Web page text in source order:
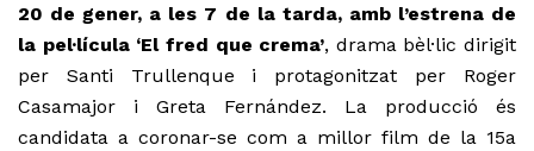
20 de gener, a les 7 de la tarda, amb l’estrena de
la pel·lícula ‘El fred que crema’, drama bèl·lic dirigit
per Santi Trullenque i protagonitzat per Roger
Casamajor i Greta Fernández. La producció és
candidata a coronar-se com a millor film de la 15a